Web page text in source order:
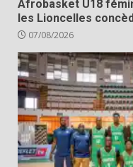
Afrobasket U18
les Lioncelles
07/08/2026